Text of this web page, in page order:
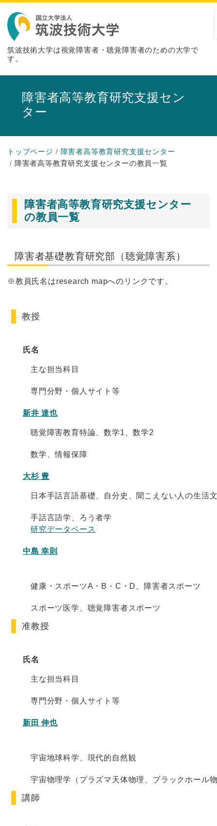
筑波技術大学は視覚障害者・聴覚障害者のための大学で
す。
障害者高等教育研究支援セン
ター
トップページ
障害者高等教育研究支援センター
障害者高等教育研究支援センターの教員一覧
障害者高等教育研究支援センター
の教員一覧
障害者基礎教育研究部（聴覚障害系）
※教員氏名はresearch mapへのリンクです。
教授
氏名
主な担当科目
専門分野・個人サイト等
新井 達也
聴覚障害教育特論、数学1、数学2
数学、情報保障
大杉 豊
日本手話言語基礎、自分史、聞こえない人の生活
手話言語学、ろう者学
研究データベース
中島 幸則
健康・スポーツA・B・C・D、障害者スポーツ
スポーツ医学、聴覚障害者スポーツ
准教授
氏名
主な担当科目
専門分野・個人サイト等
新田 伸也
宇宙地球科学、現代的自然観
宇宙物理学（プラズマ天体物理、ブラックホール
講師